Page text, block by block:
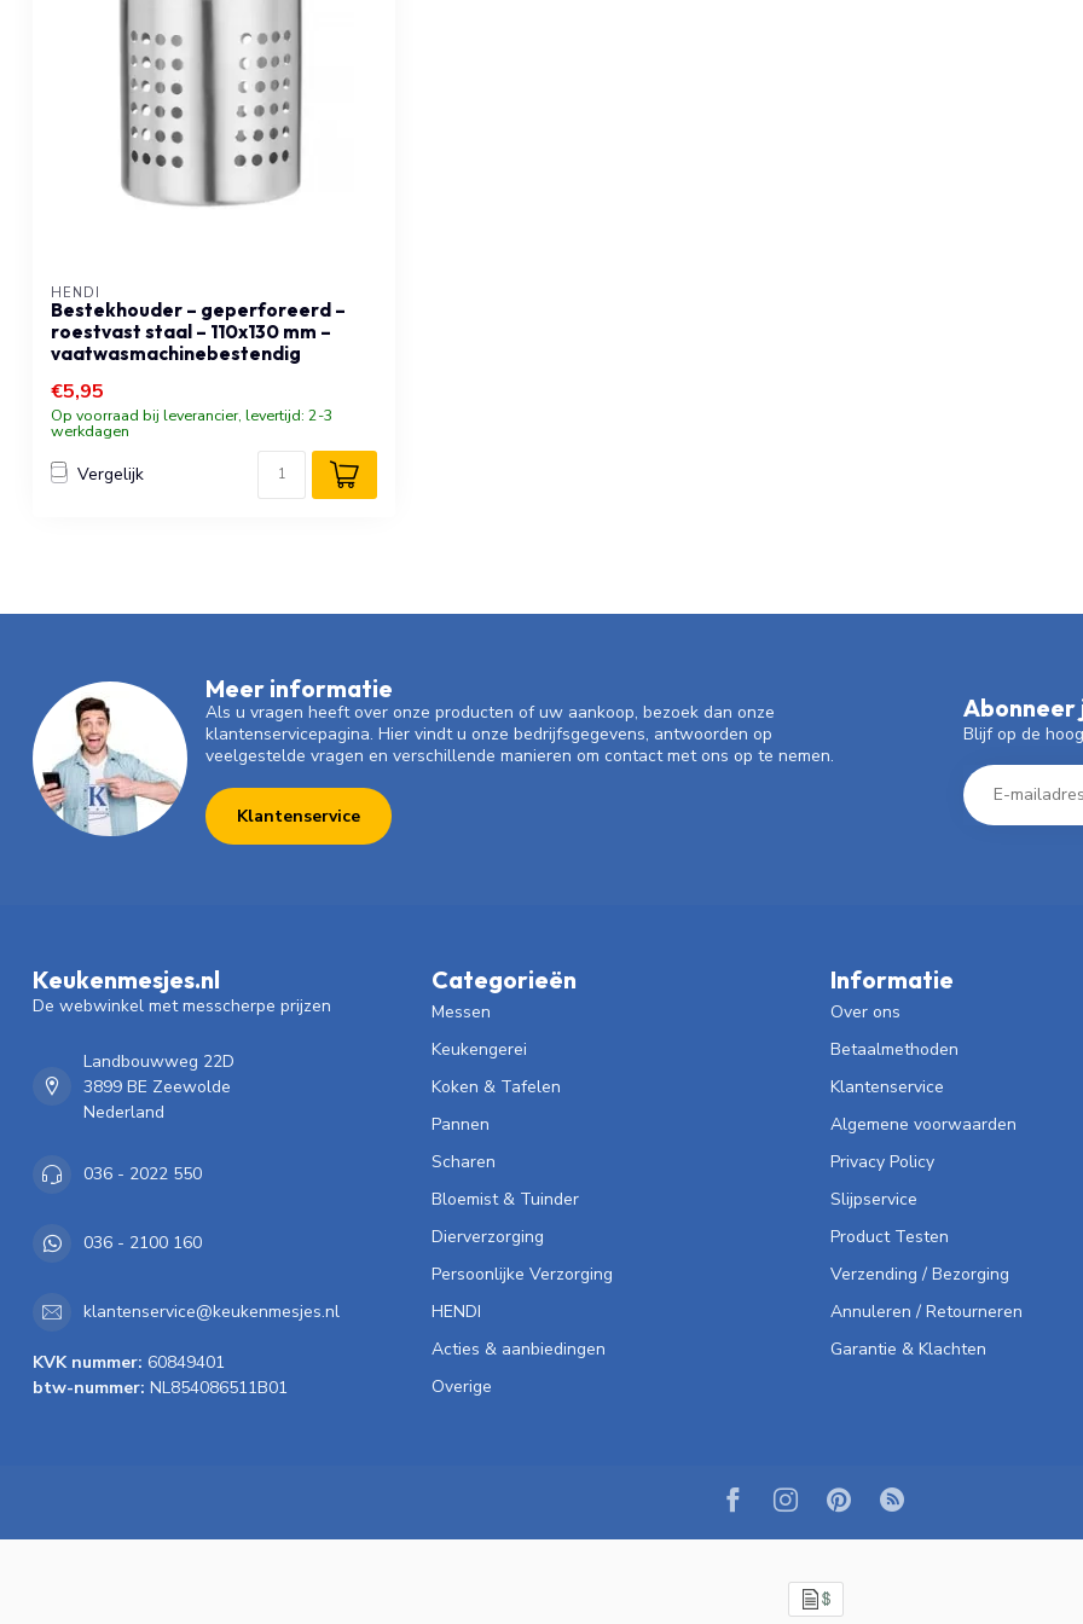
HENDI
Bestekhouder – geperforeerd –
roestvast staal – 110x130 mm –
vaatwasmachinebestendig
€5,95
Op voorraad bij leverancier, levertijd: 2-3
werkdagen
Vergelijk
Meer informatie
Als u vragen heeft over onze producten of uw aankoop, bezoek dan onze
klantenservicepagina. Hier vindt u onze bedrijfsgegevens, antwoorden op
veelgestelde vragen en verschillende manieren om contact met ons op te nemen.
Klantenservice
Abonneer
Blijf op de
Keukenmesjes.nl
De webwinkel met messcherpe prijzen
Landbouwweg 22D
3899 BE Zeewolde
Nederland
036 - 2022 550
036 - 2100 160
klantenservice@keukenmesjes.nl
KVK nummer: 60849401
btw-nummer: NL854086511B01
Categorieën
Messen
Keukengerei
Koken & Tafelen
Pannen
Scharen
Bloemist & Tuinder
Dierverzorging
Persoonlijke Verzorging
HENDI
Acties & aanbiedingen
Overige
Informatie
Over ons
Betaalmethoden
Klantenservice
Algemene voorwaarden
Privacy Policy
Slijpservice
Product Testen
Verzending / Bezorging
Annuleren / Retourneren
Garantie & Klachten